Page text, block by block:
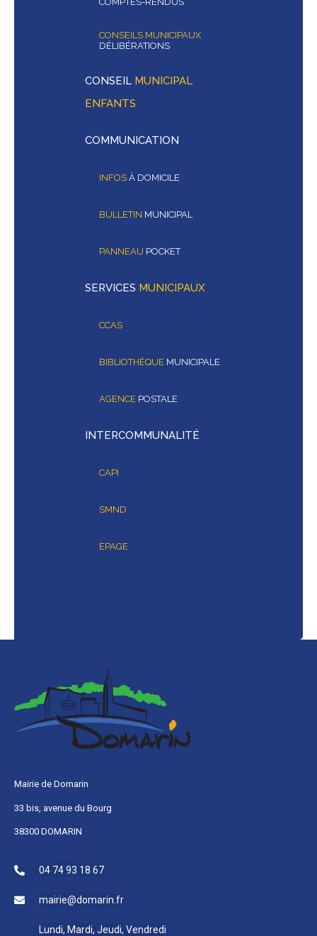
CONSEILS MUNICIPAUX
DÉLIBÉRATIONS
CONSEIL MUNICIPAL
ENFANTS
COMMUNICATION
INFOS À DOMICILE
BULLETIN MUNICIPAL
PANNEAU POCKET
SERVICES MUNICIPAUX
CCAS
BIBLIOTHÈQUE MUNICIPALE
AGENCE POSTALE
INTERCOMMUNALITÉ
CAPI
SMND
EPAGE
Mairie de Domarin
33 bis, avenue du Bourg
38300 DOMARIN
04 74 93 18 67
mairie@domarin.fr
Lundi, Mardi, Jeudi, Vendredi